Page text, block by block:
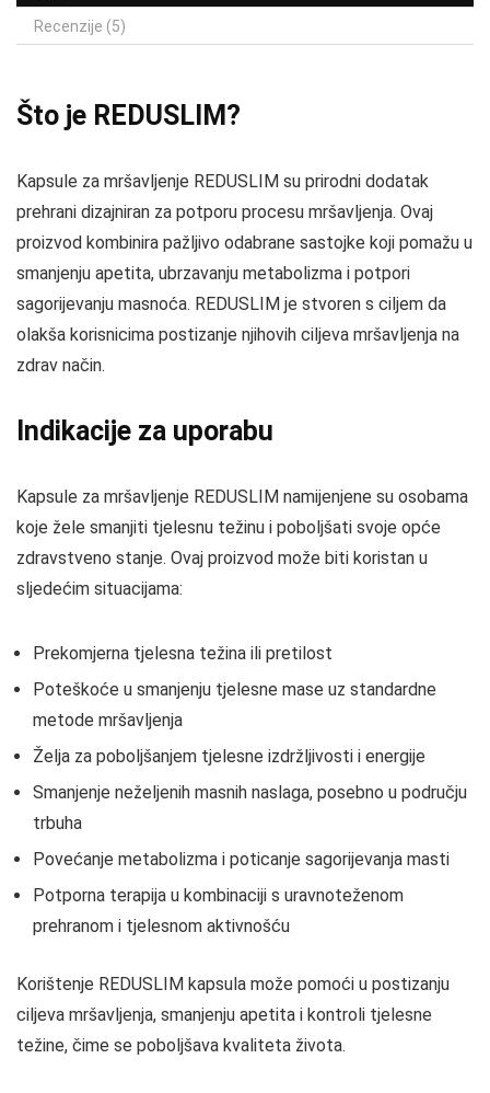
Recenzije (5)
Što je REDUSLIM?
Kapsule za mršavljenje REDUSLIM su prirodni dodatak
prehrani dizajniran za potporu procesu mršavljenja. Ovaj
proizvod kombinira pažljivo odabrane sastojke koji pomažu u
smanjenju apetita, ubrzavanju metabolizma i potpori
sagorijevanju masnoća. REDUSLIM je stvoren s ciljem da
olakša korisnicima postizanje njihovih ciljeva mršavljenja na
zdrav način.
Indikacije za uporabu
Kapsule za mršavljenje REDUSLIM namijenjene su osobama
koje žele smanjiti tjelesnu težinu i poboljšati svoje opće
zdravstveno stanje. Ovaj proizvod može biti koristan u
sljedećim situacijama:
Prekomjerna tjelesna težina ili pretilost
Poteškoće u smanjenju tjelesne mase uz standardne
metode mršavljenja
Želja za poboljšanjem tjelesne izdržljivosti i energije
Smanjenje neželjenih masnih naslaga, posebno u području
trbuha
Povećanje metabolizma i poticanje sagorijevanja masti
Potporna terapija u kombinaciji s uravnoteženom
prehranom i tjelesnom aktivnošću
Korištenje REDUSLIM kapsula može pomoći u postizanju
ciljeva mršavljenja, smanjenju apetita i kontroli tjelesne
težine, čime se poboljšava kvaliteta života.